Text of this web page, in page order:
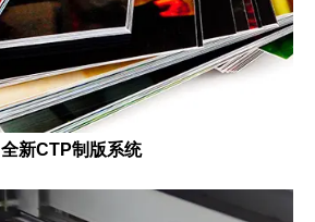
全新CTP制版系统